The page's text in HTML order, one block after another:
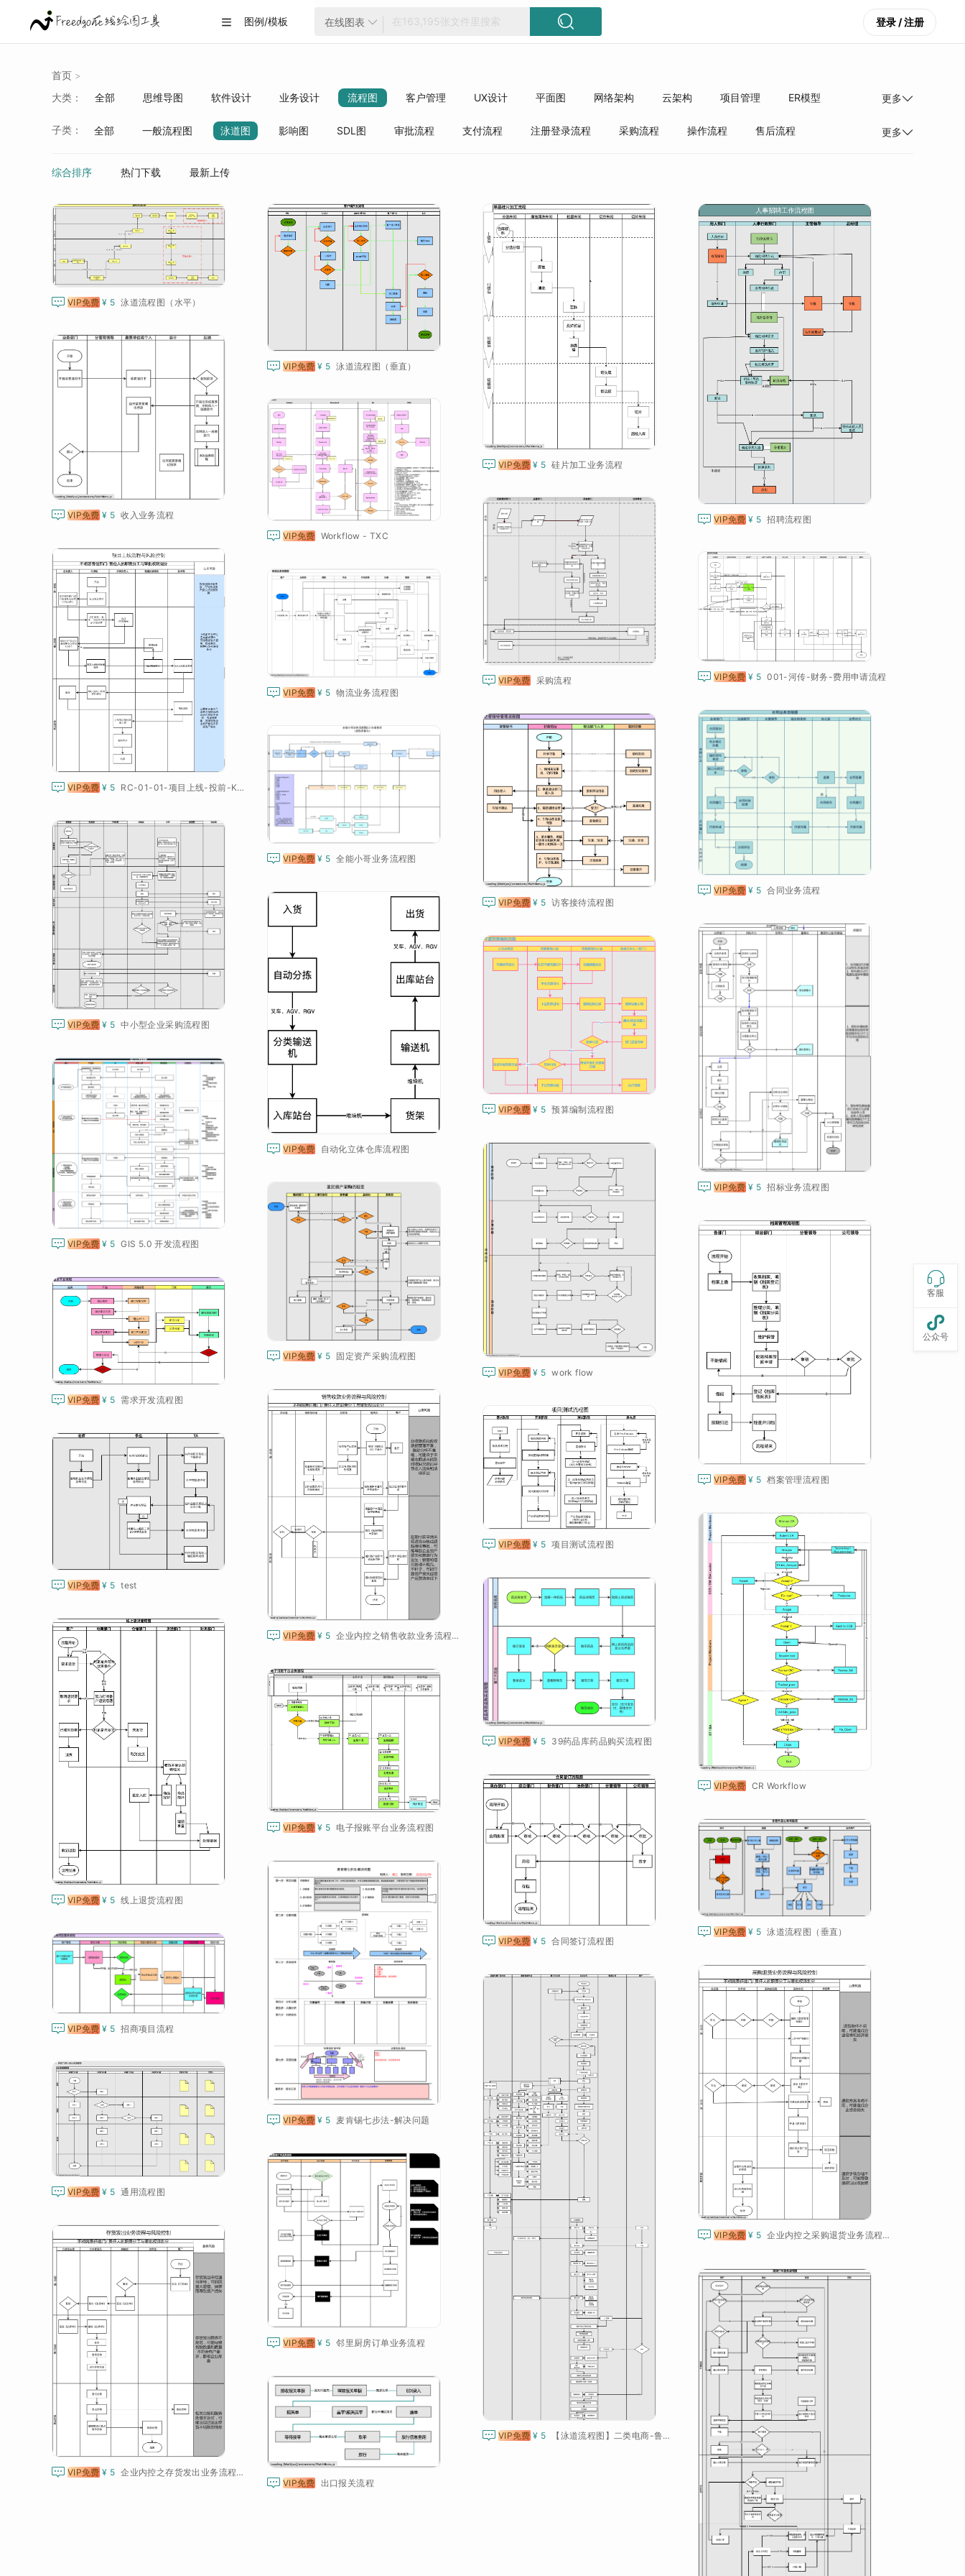
 图例/模板 
在线图表  登录 / 注册
首页 >
大类： 全部 思维导图 软件设计 业务设计 流程图 客户管理 UX设计 平面图 网络架构 云架构 项目管理
ER模型
数据可视化
更多
子类： 全部 一般流程图 泳道图 影响图 SDL图 审批流程 支付流程 注册登录流程 采购流程 操作流程
售后流程
结构图
更多
综合排序 热门下载 最新上传
 VIP免费 ¥ 5 泳道流程图（水平）
 VIP免费 ¥ 5 泳道流程图（垂直）
 VIP免费 ¥ 5 硅片加工业务流程
 VIP免费 ¥ 5 招聘流程图
 VIP免费 ¥ 5 收入业务流程
 VIP免费 Workflow - TXC
 VIP免费 采购流程
 VIP免费 ¥ 5 RC-01-01-项目上线-投前-KPT-2016
 VIP免费 ¥ 5 001-河传-财务-费用申请流程
 VIP免费 ¥ 5 物流业务流程图
 VIP免费 ¥ 5 合同业务流程
 VIP免费 ¥ 5 访客接待流程图
 VIP免费 ¥ 5 全能小哥业务流程图
 VIP免费 ¥ 5 中小型企业采购流程图
 VIP免费 自动化立体仓库流程图
 VIP免费 ¥ 5 招标业务流程图
 VIP免费 ¥ 5 预算编制流程图
 VIP免费 ¥ 5 GIS 5.0 开发流程图
 VIP免费 ¥ 5 work flow
 VIP免费 ¥ 5 固定资产采购流程图
 VIP免费 ¥ 5 档案管理流程图
 VIP免费 ¥ 5 需求开发流程图
 VIP免费 ¥ 5 企业内控之销售收款业务流程与风险控制图
 VIP免费 ¥ 5 项目测试流程图
 VIP免费 ¥ 5 test
 VIP免费 CR Workflow
 VIP免费 ¥ 5 39药品库药品购买流程图
 VIP免费 ¥ 5 线上退货流程图
 VIP免费 ¥ 5 电子报账平台业务流程图
 VIP免费 ¥ 5 合同签订流程图
 VIP免费 ¥ 5 泳道流程图（垂直）
 VIP免费 ¥ 5 麦肯锡七步法-解决问题
 VIP免费 ¥ 5 招商项目流程
 VIP免费 ¥ 5 企业内控之采购退货业务流程与风险控制图
 VIP免费 ¥ 5 【泳道流程图】二类电商-鲁班流程图
 VIP免费 ¥ 5 通用流程图
 VIP免费 ¥ 5 邻里厨房订单业务流程
 VIP免费 ¥ 5 企业内控之存货发出业务流程与风险控制图
 VIP免费 出口报关流程

客服

公众号